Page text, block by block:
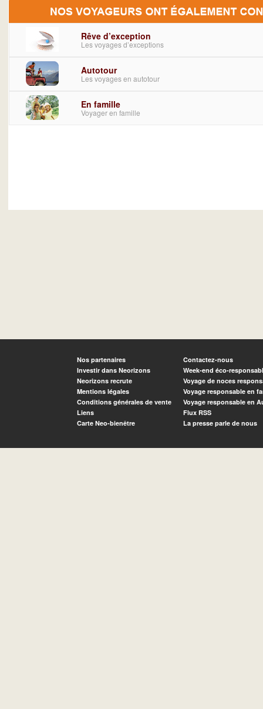
Rêve d’exception
Les voyages d’exceptions
Autotour
Les voyages en autotour
En famille
Voyager en famille
Nos partenaires
Investir dans Neorizons
Neorizons recrute
Mentions légales
Conditions générales de vente
Liens
Carte Neo-bienêtre
Contactez-nous
Week-end éco-
Voyage de noces
Voyage responsable en
Voyage responsable en
Flux RSS
La presse parle de nous